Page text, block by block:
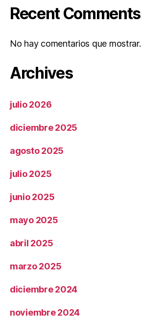
Recent Comments
No hay comentarios que mostrar.
Archives
julio 2026
diciembre 2025
agosto 2025
julio 2025
junio 2025
mayo 2025
abril 2025
marzo 2025
diciembre 2024
noviembre 2024